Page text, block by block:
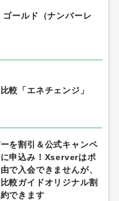
ールド（ナンバーレ
較「エネチェンジ」
を割引＆公式キャンペ
申込み！Xserverはポ
で入会できませんが、
較ガイドオリジナル割
できます